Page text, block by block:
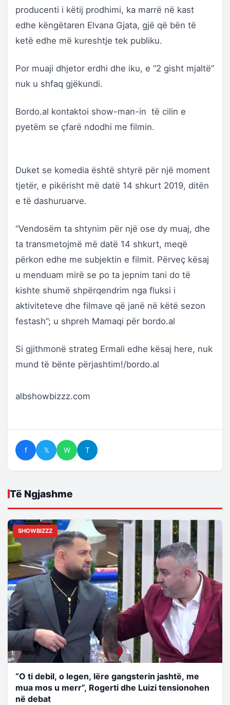
producenti i këtij prodhimi, ka marrë në kast
edhe këngëtaren Elvana Gjata, gjë që bën të
ketë edhe më kureshtje tek publiku.
Por muaji dhjetor erdhi dhe iku, e “2 gisht mjaltë”
nuk u shfaq gjëkundi.
Bordo.al kontaktoi show-man-in të cilin e
pyetëm se çfarë ndodhi me filmin.
Duket se komedia është shtyrë për një moment
tjetër, e pikërisht më datë 14 shkurt 2019, ditën
e të dashuruarve.
“Vendosëm ta shtynim për një ose dy muaj, dhe
ta transmetojmë më datë 14 shkurt, meqë
përkon edhe me subjektin e filmit. Përveç kësaj
u menduam mirë se po ta jepnim tani do të
kishte shumë shpërqendrim nga fluksi i
aktiviteteve dhe filmave që janë në këtë sezon
festash”; u shpreh Mamaqi për bordo.al
Si gjithmonë strateg Ermali edhe kësaj here, nuk
mund të bënte përjashtim!/bordo.al
albshowbizzz.com
f 𝕏 W T
Të Ngjashme
SHOWBIZZZ
“O ti debil, o legen, lëre gangsterin jashtë, me
mua mos u merr”, Rogerti dhe Luizi tensionohen
në debat